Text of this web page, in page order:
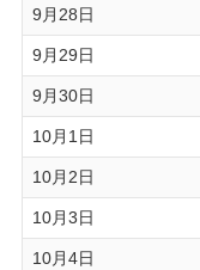
9月28日
9月29日
9月30日
10月1日
10月2日
10月3日
10月4日